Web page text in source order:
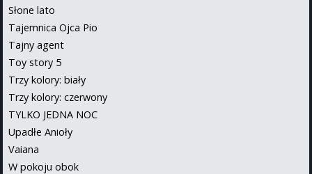
Słone lato
Tajemnica Ojca Pio
Tajny agent
Toy story 5
Trzy kolory: biały
Trzy kolory: czerwony
TYLKO JEDNA NOC
Upadłe Anioły
Vaiana
W pokoju obok